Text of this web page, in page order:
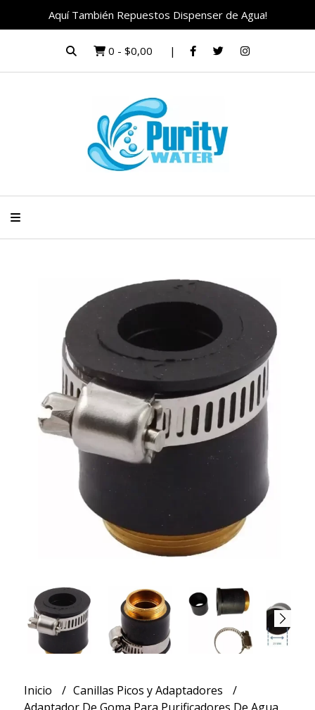
Aquí También Repuestos Dispenser de Agua!
0 - $0,00
Inicio
Canillas Picos y Adaptadores
Adaptador De Goma Para Purificadores De Agua